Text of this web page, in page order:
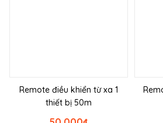
Remote điều khiển từ xa 1
thiết bị 50m